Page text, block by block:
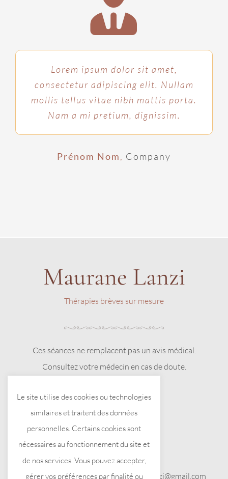
Lorem ipsum dolor sit amet,
consectetur adipiscing elit. Nullam
mollis tellus vitae nibh mattis porta.
Nam a mi pretium, dignissim.
Prénom Nom, Company
Maurane Lanzi
Thérapies brèves sur mesure
Ces séances ne remplacent pas un avis médical.
Consultez votre médecin en cas de doute.
Tél. 07 81 40 03 31 – Mail : maurane.lanzi@gmail.com
Le site utilise des cookies ou technologies
similaires et traitent des données
personnelles. Certains cookies sont
nécessaires au fonctionnement du site et
de nos services. Vous pouvez accepter,
gérer vos préférences par finalité ou